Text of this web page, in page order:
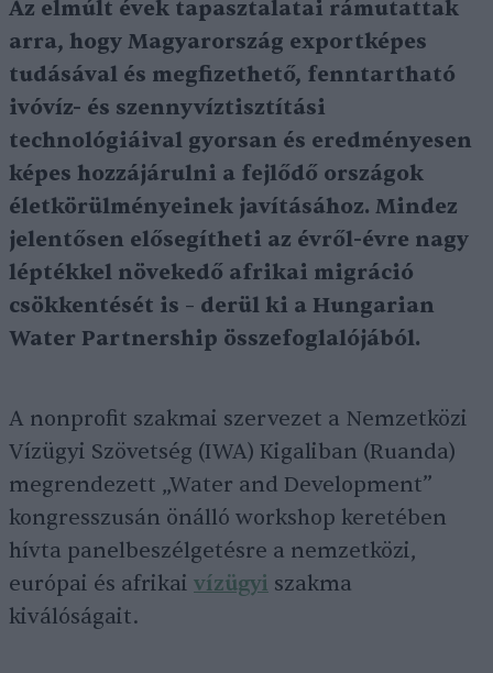
Az elmúlt évek tapasztalatai rámutattak
arra, hogy Magyarország exportképes
tudásával és megfizethető, fenntartható
ivóvíz- és szennyvíztisztítási
technológiáival gyorsan és eredményesen
képes hozzájárulni a fejlődő országok
életkörülményeinek javításához. Mindez
jelentősen elősegítheti az évről-évre nagy
léptékkel növekedő afrikai migráció
csökkentését is – derül ki a Hungarian
Water Partnership összefoglalójából.
A nonprofit szakmai szervezet a Nemzetközi
Vízügyi Szövetség (IWA) Kigaliban (Ruanda)
megrendezett „Water and Development”
kongresszusán önálló workshop keretében
hívta panelbeszélgetésre a nemzetközi,
európai és afrikai vízügyi szakma
kiválóságait.